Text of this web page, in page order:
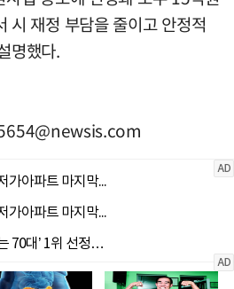
시 재정 부담을 줄이고 안정적
명했다.